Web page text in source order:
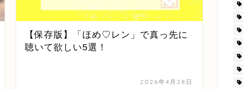
【保存版】「ほめ♡レン」で真っ先に
聴いて欲しい5選！
2026年4月28日